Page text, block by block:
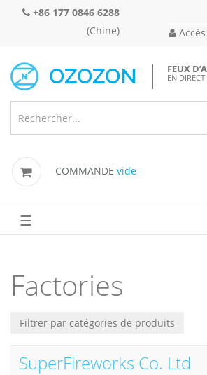
+86 177 0846 6288
(Chine)
FEUX
EN
COMMANDE vide
☰
Factories
Filtrer par catégories de produits
SuperFireworks Co. Ltd